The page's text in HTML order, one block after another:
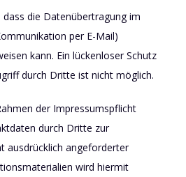
die Datenübertragung im
per E-Mail)
kann. Ein lückenloser Schutz
durch Dritte ist nicht möglich.
der Impressumspflicht
durch Dritte zur
ausdrücklich angeforderter
wird hiermit